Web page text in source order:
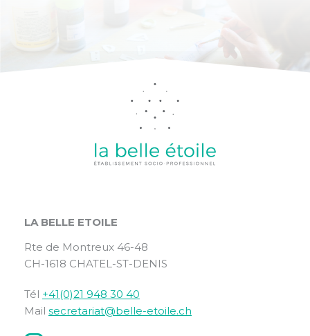
LA BELLE ETOILE
Rte de Montreux 46-48
CH-1618 CHATEL-ST-DENIS
Tél +41(0)21 948 30 40
Mail secretariat@belle-etoile.ch